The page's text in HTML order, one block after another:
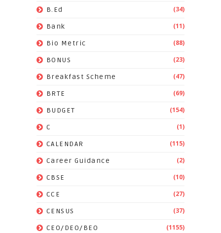
B.Ed (34)
Bank (11)
Bio Metric (88)
BONUS (23)
Breakfast Scheme (47)
BRTE (69)
BUDGET (154)
C (1)
CALENDAR (115)
Career Guidance (2)
CBSE (10)
CCE (27)
CENSUS (37)
CEO/DEO/BEO (1155)